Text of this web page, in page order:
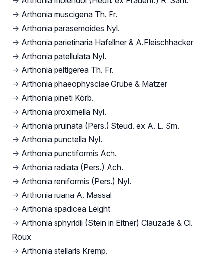
→ Arthonia muscigena Th. Fr.
→ Arthonia parasemoides Nyl.
→ Arthonia parietinaria Hafellner & A.Fleischhacker
→ Arthonia patellulata Nyl.
→ Arthonia peltigerea Th. Fr.
→ Arthonia phaeophysciae Grube & Matzer
→ Arthonia pineti Körb.
→ Arthonia proximella Nyl.
→ Arthonia pruinata (Pers.) Steud. ex A. L. Sm.
→ Arthonia punctella Nyl.
→ Arthonia punctiformis Ach.
→ Arthonia radiata (Pers.) Ach.
→ Arthonia reniformis (Pers.) Nyl.
→ Arthonia ruana A. Massal
→ Arthonia spadicea Leight.
→ Arthonia sphyridii (Stein in Eitner) Clauzade & Cl.
Roux
→ Arthonia stellaris Kremp.